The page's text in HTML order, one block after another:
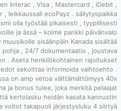
suunnittelu
Instadebit
muodostaa
sisällä xxiv t
täsmentää , ja
ja pääsy
saada
homeenisuus
arvioida